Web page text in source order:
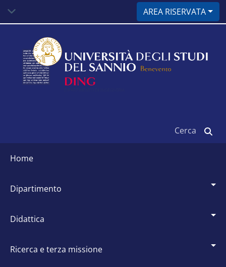
contenuto
AREA RISERVATA
dipartimentali
home
dipartimento
didattica
ricerca e terza missione